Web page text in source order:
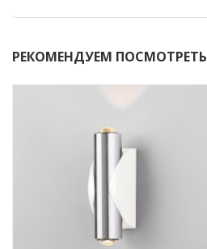
РЕКОМЕНДУЕМ ПОСМОТРЕТЬ